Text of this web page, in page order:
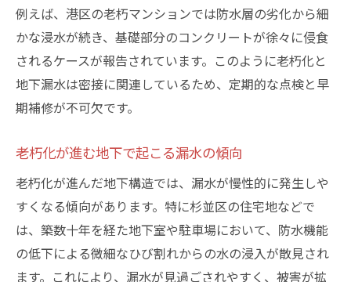
例えば、港区の老朽マンションでは防水層の劣化から細
かな浸水が続き、基礎部分のコンクリートが徐々に侵食
されるケースが報告されています。このように老朽化と
地下漏水は密接に関連しているため、定期的な点検と早
期補修が不可欠です。
老朽化が進む地下で起こる漏水の傾向
老朽化が進んだ地下構造では、漏水が慢性的に発生しや
すくなる傾向があります。特に杉並区の住宅地などで
は、築数十年を経た地下室や駐車場において、防水機能
の低下による微細なひび割れからの水の浸入が散見され
ます。これにより、漏水が見過ごされやすく、被害が拡